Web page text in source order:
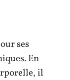
ses
En
il